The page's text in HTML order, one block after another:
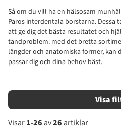
Så om du vill ha en hälsosam
Paros interdentala borstarna.
att ge dig det bästa resultatet och
tandproblem. med det bretta
längder och anatomiska former,
passar dig och dina behov bäst.
Visar1-26 av26 artiklar